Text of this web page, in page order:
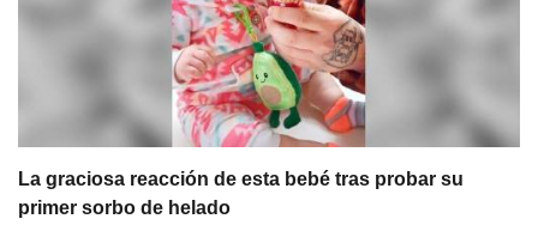
La graciosa reacción de esta bebé tras probar su
primer sorbo de helado